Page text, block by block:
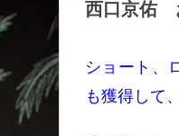
西口京佑
ショート、
も獲得して